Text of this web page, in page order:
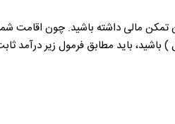
باید حداقل به میزان 24 ماه، مانده حساب به عنوان